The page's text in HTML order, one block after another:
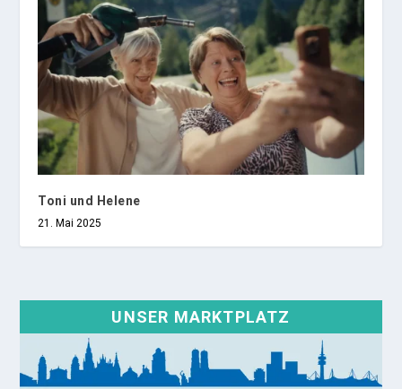
Toni und Helene
21. Mai 2025
UNSER MARKTPLATZ